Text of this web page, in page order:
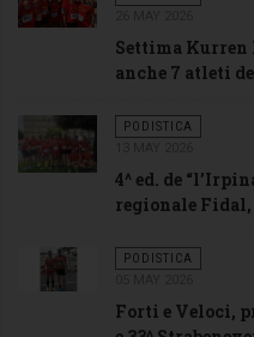
Settima Kurren
anche 7 atleti
PODISTICA
4^ ed. de
regionale
PODISTICA
Forti e Veloci,